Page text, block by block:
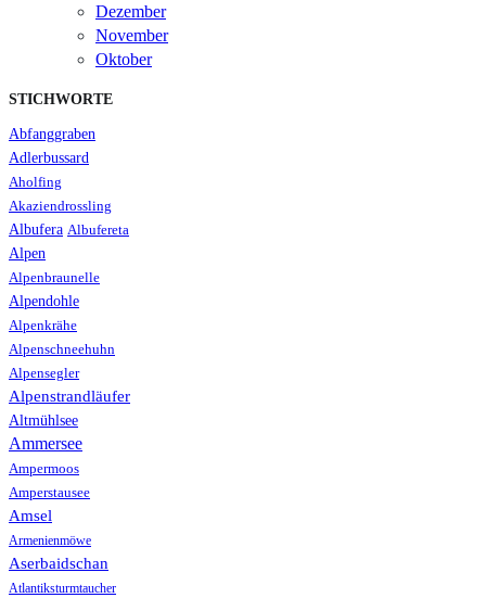
Dezember
November
Oktober
STICHWORTE
Abfanggraben
Adlerbussard
Aholfing
Akaziendrossling
Albufera Albufereta
Alpen
Alpenbraunelle
Alpendohle
Alpenkrähe
Alpenschneehuhn
Alpensegler
Alpenstrandläufer
Altmühlsee
Ammersee
Ampermoos
Amperstausee
Amsel
Armenienmöwe
Aserbaidschan
Atlantiksturmtaucher